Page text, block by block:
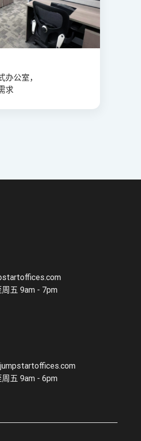
公室，
求
五 9am - 7pm
五 9am - 6pm